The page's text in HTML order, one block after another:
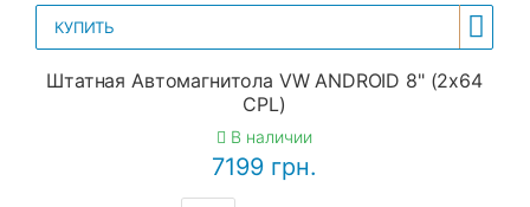
КУПИТЬ
Штатная Автомагнитола VW ANDROID 8" (2x64
CPL)
В наличии
7199 грн.